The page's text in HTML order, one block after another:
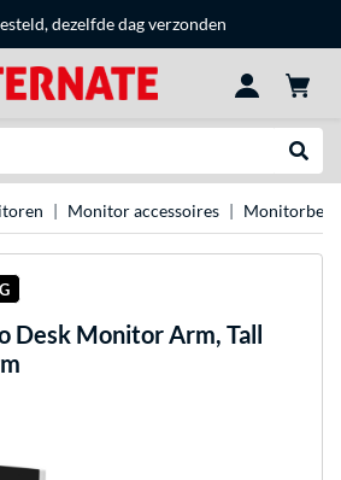
dezelfde dag verzonden
Monitor accessoires
Desk Monitor Arm, Tall